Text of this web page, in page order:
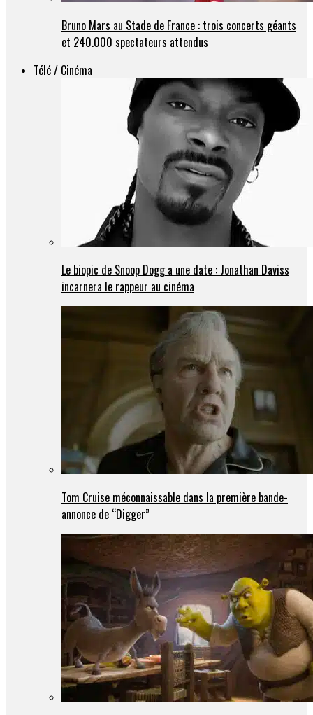
Bruno Mars au Stade de France : trois concerts géants
et 240.000 spectateurs attendus
Télé / Cinéma
Le biopic de Snoop Dogg a une date : Jonathan Daviss
incarnera le rappeur au cinéma
Tom Cruise méconnaissable dans la première bande-
annonce de “Digger”